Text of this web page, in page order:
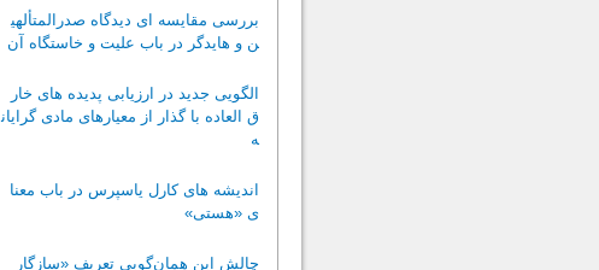
بررسی مقایسه ای دیدگاه صدرالمتألهی
ن و هایدگر در باب علیت و خاستگاه آن
الگویی جدید در ارزیابی پدیده‌ های خار
ق ‌العاده با گذار از معیارهای مادی گرایان
ه
اندیشه های کارل یاسپرس در باب معنا
ی «هستی»
چالش این همان‌گویی تعریف «سازگار